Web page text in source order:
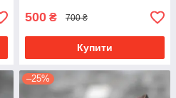
500 ₴ 700 ₴
Купити
–25%